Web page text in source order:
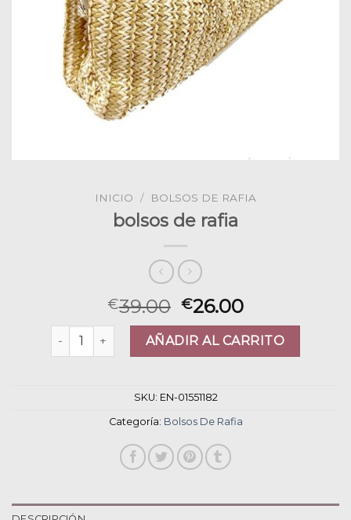
INICIO / BOLSOS DE RAFIA
bolsos de rafia
€39.00 €26.00
bolsos de rafia cantidadAÑADIR AL CARRITO
SKU: EN-01551182
Categoría: Bolsos De Rafia